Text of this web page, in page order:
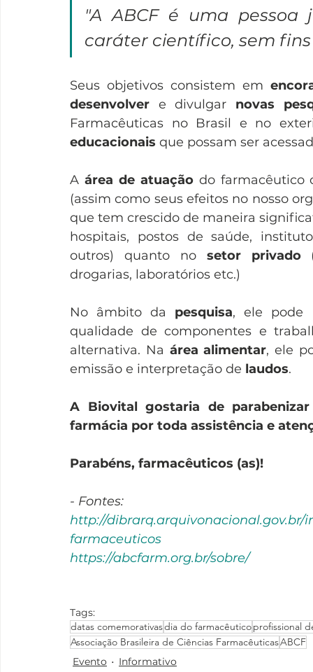
"A ABCF é uma
caráter científico, sem
Seus objetivos consistem em
desenvolver e divulgar novas
Farmacêuticas no Brasil e no
educacionais que possam ser
A área de atuação do farmacêutico
(assim como seus efeitos no nosso
que tem crescido de maneira
hospitais, postos de saúde,
outros) quanto no setor privado
drogarias, laboratórios etc.)
No âmbito da pesquisa, ele
qualidade de componentes e
alternativa. Na área alimentar, ele
emissão e interpretação de laudos.
A Biovital gostaria de
farmácia por toda assistência e
Parabéns, farmacêuticos (as)!
- Fontes:
http://dibrarq.arquivonacional.gov.br/
farmaceuticos
https://abcfarm.org.br/sobre/
Tags:
datas comemorativasdia do farmacêuticoprofissional
Associação Brasileira de Ciências FarmacêuticasABCF
Evento
Informativo